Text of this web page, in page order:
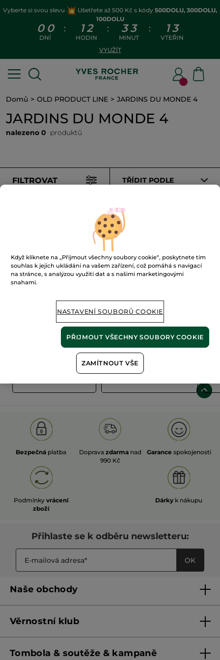
Vyberte si svou slevu Ušetřete až 500 Kč s kódy 500DOLU, 300DOLU,
100DOLU
0 0
DNÍ
: 1 2
HODIN
: 3 3
MINUT
: 13
VTEŘIN
VYUŽÍT
Domů OLD PRODUCT LINE JARDINS DU MONDE 4
JARDINS DU MONDE 4
nalezeno 0 produktů
FILTROVAT TŘÍDIT PODLE
100%rostlinné
extrakty
60 hektarů
ekologických polí
Zobrazit více
Bezpečná platba Doprava zdarma nad
990 Kč
Garance spokojenosti
Podmínky vrácení
zboží
Dárky k nákupu
Přihlaste se k odběru newsletteru:
OK
Naše obchody
Franšízing
Věrnostní klub
Pravidla věrnostního klubu od 1. 6. 2026
Tombola & soutěže & kampaně
Když kliknete na „Přijmout všechny soubory cookie“, poskytnete tím
souhlas k jejich ukládání na vašem zařízení, což pomáhá s navigací
na stránce, s analýzou využití dat a s našimi marketingovými
snahami.
NASTAVENÍ SOUBORŮ COOKIE
ZAMÍTNOUT VŠE
PŘIJMOUT VŠECHNY SOUBORY COOKIE